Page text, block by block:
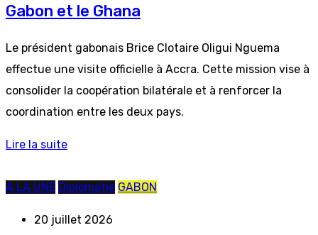
Gabon et le Ghana
Le président gabonais Brice Clotaire Oligui Nguema
effectue une visite officielle à Accra. Cette mission vise à
consolider la coopération bilatérale et à renforcer la
coordination entre les deux pays.
Lire la suite
A LA UNE Diplomatie GABON
20 juillet 2026